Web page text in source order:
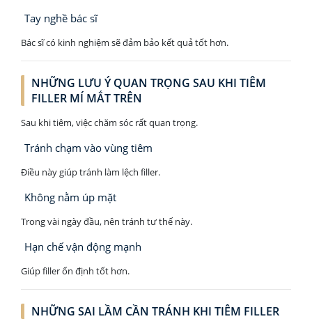
Tay nghề bác sĩ
Bác sĩ có kinh nghiệm sẽ đảm bảo kết quả tốt hơn.
NHỮNG LƯU Ý QUAN TRỌNG SAU KHI TIÊM
FILLER MÍ MẮT TRÊN
Sau khi tiêm, việc chăm sóc rất quan trọng.
Tránh chạm vào vùng tiêm
Điều này giúp tránh làm lệch filler.
Không nằm úp mặt
Trong vài ngày đầu, nên tránh tư thế này.
Hạn chế vận động mạnh
Giúp filler ổn định tốt hơn.
NHỮNG SAI LẦM CẦN TRÁNH KHI TIÊM FILLER